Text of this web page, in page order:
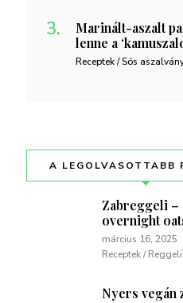
Marinált-aszalt
lenne a
Receptek / Sós
A LEGOLVASOTTABB
Zabreggeli –
overnight
március 16, 2025
Receptek / Reggeli
Nyers vegán